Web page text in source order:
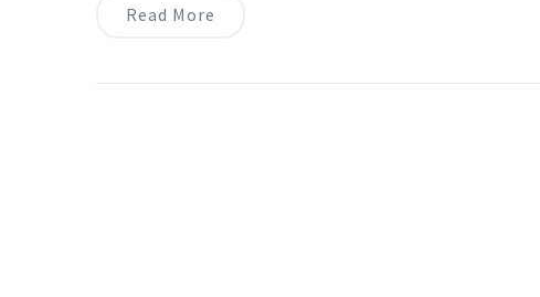
Read More